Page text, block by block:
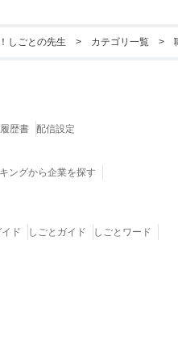
しごとの先生 カテゴリ一覧
歴書 配信設定
ングから企業を探す
ド しごとガイド
しごとワード